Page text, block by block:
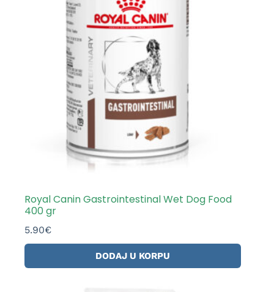
Royal Canin Gastrointestinal Wet Dog Food
400 gr
5.90€
DODAJ U KORPU